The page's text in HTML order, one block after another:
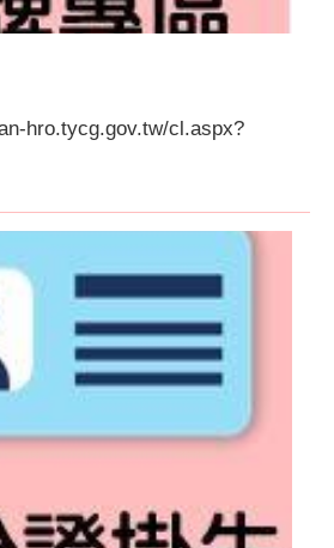
hro.tycg.gov.tw/cl.aspx?